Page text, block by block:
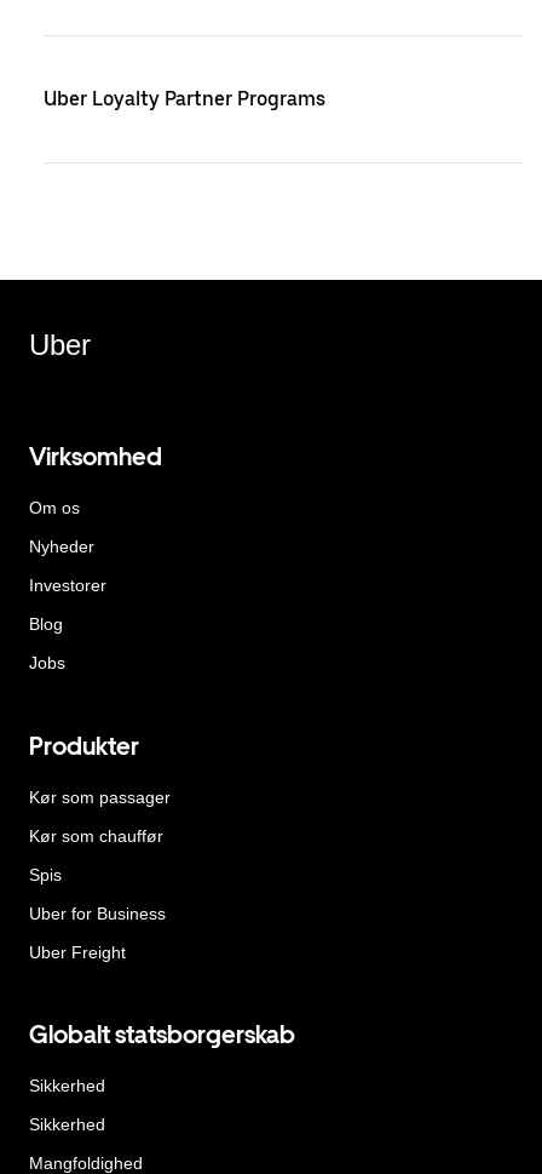
Uber Loyalty Partner Programs
Uber
Virksomhed
Om os
Nyheder
Investorer
Blog
Jobs
Produkter
Kør som passager
Kør som chauffør
Spis
Uber for Business
Uber Freight
Globalt statsborgerskab
Sikkerhed
Sikkerhed
Mangfoldighed